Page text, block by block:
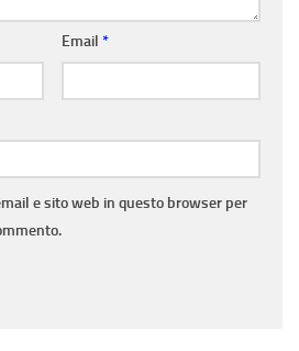
Email *
e sito web in questo browser per